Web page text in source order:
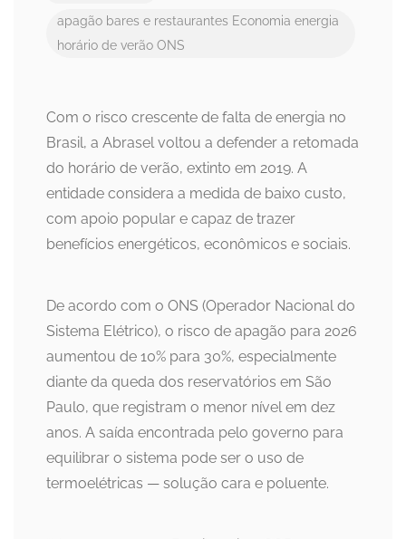
apagão bares e restaurantes Economia energia
horário de verão ONS
Com o risco crescente de falta de energia no
Brasil, a Abrasel voltou a defender a retomada
do horário de verão, extinto em 2019. A
entidade considera a medida de baixo custo,
com apoio popular e capaz de trazer
benefícios energéticos, econômicos e sociais.
De acordo com o ONS (Operador Nacional do
Sistema Elétrico), o risco de apagão para 2026
aumentou de 10% para 30%, especialmente
diante da queda dos reservatórios em São
Paulo, que registram o menor nível em dez
anos. A saída encontrada pelo governo para
equilibrar o sistema pode ser o uso de
termoelétricas — solução cara e poluente.